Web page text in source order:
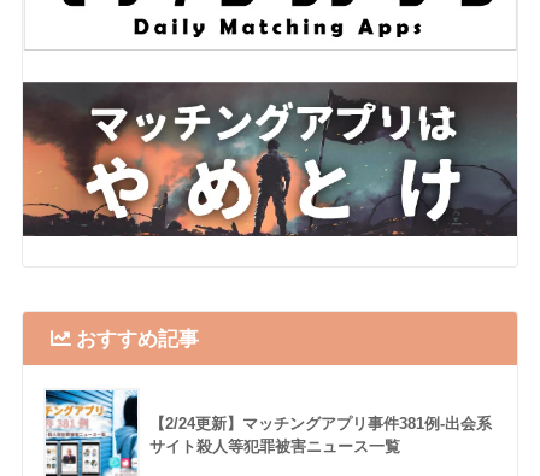
おすすめ記事
【2/24更新】マッチングアプリ事件381例-出会系
サイト殺人等犯罪被害ニュース一覧